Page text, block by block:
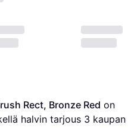
Rect, Bronze Red
halvin tarjous 3 kaupan